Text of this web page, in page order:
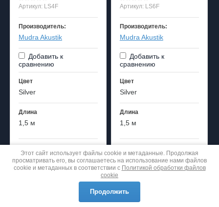
Артикул: LS4F
Производитель:
Mudra Akustik
Добавить к
сравнению
Цвет
Silver
Длина
1,5 м
Количество:
− +
Артикул:LS6F
Производитель:
Mudra Akustik
Добавить к
сравнению
Цвет
Silver
Длина
1,5 м
− +
123000
Этот сайт использует файлы cookie и метаданные. Продолжая
просматривать его, вы соглашаетесь на использование нами файлов
cookie и метаданных в соответствии с Политикой обработки файлов
cookie
Продолжить